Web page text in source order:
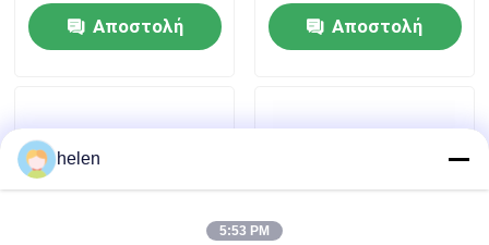
Ειδήσεις
Ιστολόγιο
Μονάδα πίνακα ενισχυτή
Αποστολή
Wifi
Αποστολή
helen
5:53 PM